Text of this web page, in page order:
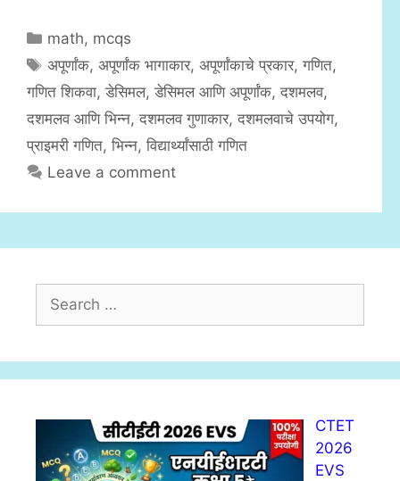
C
a
e
g
o
r
e
math, mcqs
T
a
s
अपूर्णांक,अपूर्णांक भागाकार,अपूर्णांकाचे प्रकार,गणित,
गणित शिकवा, डेसिमल, डेसिमल आणि अपूर्णांक, दशमलव,
दशमलव आणि भिन्न, दशमलव गुणाकार, दशमलवाचे उपयोग,
प्राइमरी गणित, भिन्न, विद्यार्थ्यांसाठी गणित
Leave a comment
r
c
CTET
2026
EVS